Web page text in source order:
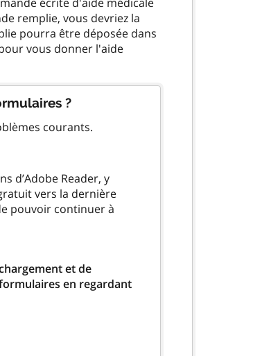
remplie, vous devriez la
pourra être déposée dans
vous donner l'aide
?
courants.
d’Adobe Reader, y
vers la dernière
pouvoir continuer à
et de
en regardant